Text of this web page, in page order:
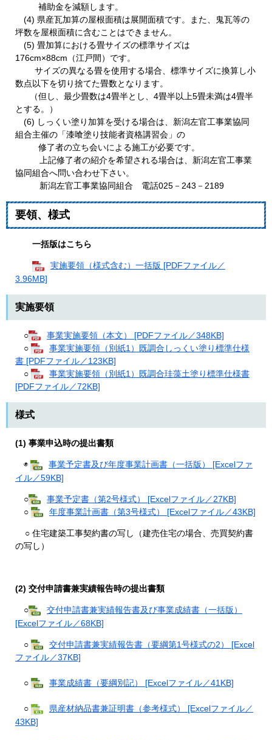
補助金を減額します。
(4) 県産瓦加算の屋根面積は展開面積です。また、鬼瓦等の
坪数を屋根面積に含むことはできません。
(5) 畳加算における畳サイズの標準サイズは
176cm×88cm（江戸間）です。
サイズの異なる畳を使用する場合、標準サイズに換算し小
数点以下を切り捨てた畳数となります。
（但し、最少畳数は4畳半とし、4畳半以上5畳未満は4畳半
とする。）
(6) しっくい塗り加算を受ける場合は、新潟左官工事業協同
組合主催の「漆喰塗り技能者資格講習会」の
修了者の立ち会いによる施工が必要です。
上記修了者の紹介を希望される場合は、新潟左官工事業
協同組合へ問い合わせ下さい。
新潟左官工事業協同組合 電話025－243－2189
要領、様式
一括版はこちら
実施要領（様式含む）一括版 [PDFファイル／
3.96MB]
実施要領
○
事業実施要領（本文） [PDFファイル／348KB]
○
事業実施要領（別紙1）既調合しっくい塗り標準仕様
書 [PDFファイル／123KB]
○
事業実施要領（別紙1）既調合珪藻土塗り標準仕様書
[PDFファイル／72KB]
様式
(1) 事業申込時の提出書類
◉
事業予定書及び年度事業計画書（一括版） [Excelファ
イル／59KB]
○
事業予定書（第2号様式） [Excelファイル／27KB]
○
年度事業計画書（第3号様式） [Excelファイル／43KB]
○ 住宅建築工事契約書の写し（建売住宅の場合、売買契約書
の写し）
(2) 交付申請書兼実績報告時の提出書類
○
交付申請書兼実績報告書及び事業成績書（一括版）
[Excelファイル／68KB]
○
交付申請書兼実績報告書（要綱第1号様式の2） [Excel
ファイル／37KB]
○ 事業成績書（要綱別記） [Excelファイル／41KB]
○
県産材納品書兼証明書（参考様式） [Excelファイル／
43KB]